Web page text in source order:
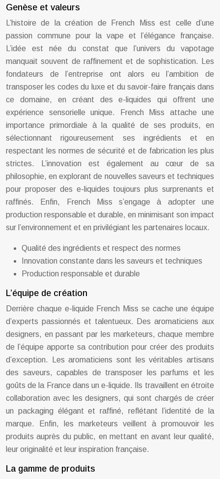
Genèse et valeurs
L’histoire de la création de French Miss est celle d’une
passion commune pour la vape et l’élégance française.
L’idée est née du constat que l’univers du vapotage
manquait souvent de raffinement et de sophistication. Les
fondateurs de l’entreprise ont alors eu l’ambition de
transposer les codes du luxe et du savoir-faire français dans
ce domaine, en créant des e-liquides qui offrent une
expérience sensorielle unique. French Miss attache une
importance primordiale à la qualité de ses produits, en
sélectionnant rigoureusement ses ingrédients et en
respectant les normes de sécurité et de fabrication les plus
strictes. L’innovation est également au cœur de sa
philosophie, en explorant de nouvelles saveurs et techniques
pour proposer des e-liquides toujours plus surprenants et
raffinés. Enfin, French Miss s’engage à adopter une
production responsable et durable, en minimisant son impact
sur l’environnement et en privilégiant les partenaires locaux.
Qualité des ingrédients et respect des normes
Innovation constante dans les saveurs et techniques
Production responsable et durable
L’équipe de création
Derrière chaque e-liquide French Miss se cache une équipe
d’experts passionnés et talentueux. Des aromaticiens aux
designers, en passant par les marketeurs, chaque membre
de l’équipe apporte sa contribution pour créer des produits
d’exception. Les aromaticiens sont les véritables artisans
des saveurs, capables de transposer les parfums et les
goûts de la France dans un e-liquide. Ils travaillent en étroite
collaboration avec les designers, qui sont chargés de créer
un packaging élégant et raffiné, reflétant l’identité de la
marque. Enfin, les marketeurs veillent à promouvoir les
produits auprès du public, en mettant en avant leur qualité,
leur originalité et leur inspiration française.
La gamme de produits